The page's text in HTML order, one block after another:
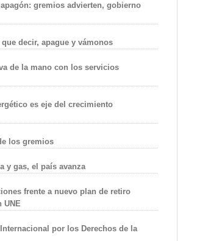
gremios advierten, gobierno
decir, apague y vámonos
de la mano con los servicios
es eje del crecimiento
los gremios
y gas, el país avanza
frente a nuevo plan de retiro
UNE
por los Derechos de la